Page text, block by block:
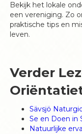
Bekijk het lokale
een vereniging. Zo
praktische tips en
leven.
Verder
Sävsjö
Se en Doen in
Natuurlijke